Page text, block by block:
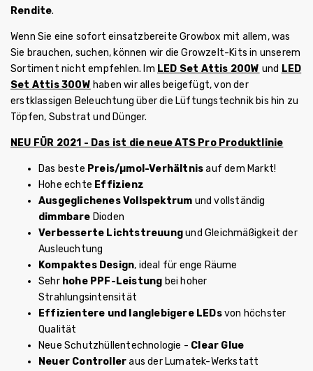
Rendite.
Wenn Sie eine sofort einsatzbereite Growbox mit allem, was
Sie brauchen, suchen, können wir die Growzelt-Kits in unserem
Sortiment nicht empfehlen. Im LED Set Attis 200W und LED
Set Attis 300W haben wir alles beigefügt, von der
erstklassigen Beleuchtung über die Lüftungstechnik bis hin zu
Töpfen, Substrat und Dünger.
NEU FÜR 2021 - Das ist die neue ATS Pro Produktlinie
Das beste Preis/µmol-Verhältnisauf dem Markt!
Hohe echte Effizienz
Ausgeglichenes Vollspektrum und vollständig
dimmbare Dioden
Verbesserte Lichtstreuungund Gleichmäßigkeit der
Ausleuchtung
Kompaktes Design, ideal für enge Räume
Sehr hohe PPF-Leistung bei hoher
Strahlungsintensität
Effizientere und langlebigere LEDsvon höchster
Qualität
Neue Schutzhüllentechnologie - Clear Glue
Neuer Controller aus der Lumatek-Werkstatt